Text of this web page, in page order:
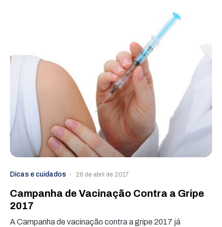
Dicas e cuidados 26 de abril de 2017
Campanha de Vacinação Contra a Gripe
2017
A Campanha de vacinação contra a gripe 2017 já